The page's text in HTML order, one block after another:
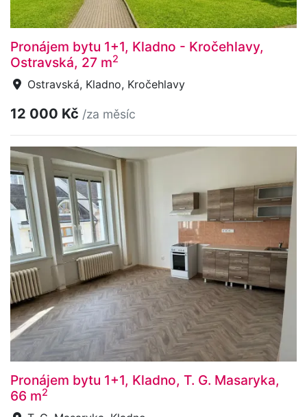
Pronájem bytu 1+1, Kladno - Kročehlavy,
Ostravská, 27 m2
Ostravská, Kladno, Kročehlavy
12 000 Kč /za měsíc
Pronájem bytu 1+1, Kladno, T. G. Masaryka,
66 m2